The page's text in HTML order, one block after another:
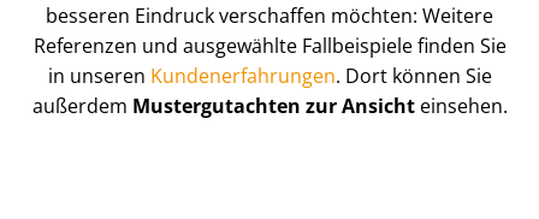
besseren Eindruck verschaffen möchten: Weitere
Referenzen und ausgewählte Fallbeispiele finden Sie
in unseren Kun­de­n­er­fah­run­gen. Dort können Sie
außerdem Mustergutachten zur Ansichteinsehen.